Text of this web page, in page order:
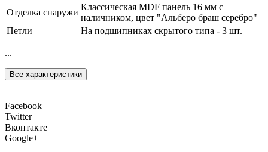
Отделка снаружи
Классическая MDF панель 16 мм с
наличником, цвет "Альберо браш серебро"
Петли
На подшипниках скрытого типа - 3 шт.
...
Все характеристики
Facebook
Twitter
Вконтакте
Google+